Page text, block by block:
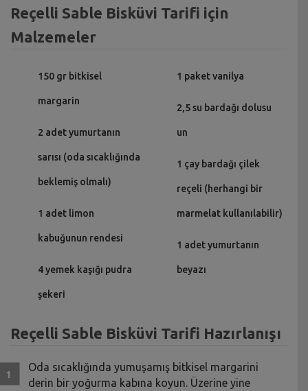
Reçelli Sable Bisküvi Tarifi için
Malzemeler
150 gr bitkisel
margarin
2 adet yumurtanın
sarısı (oda sıcaklığında
beklemiş olmalı)
1 adet limon
kabuğunun rendesi
4 yemek kaşığı pudra
şekeri
1 paket vanilya
2,5 su bardağı dolusu
un
1 çay bardağı çilek
reçeli (herhangi bir
marmelat kullanılabilir)
1 adet yumurtanın
beyazı
Reçelli Sable Bisküvi Tarifi Hazırlanışı
Oda sıcaklığında yumuşamış bitkisel margarini
derin bir yoğurma kabına koyun. Üzerine yine